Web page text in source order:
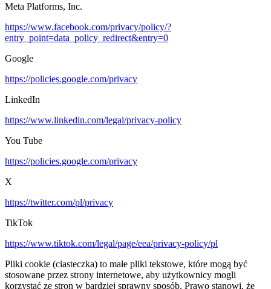
Meta Platforms, Inc.
https://www.facebook.com/privacy/policy/?
entry_point=data_policy_redirect&entry=0
Google
https://policies.google.com/privacy
LinkedIn
https://www.linkedin.com/legal/privacy-policy
You Tube
https://policies.google.com/privacy
X
https://twitter.com/pl/privacy
TikTok
https://www.tiktok.com/legal/page/eea/privacy-policy/pl
Pliki cookie (ciasteczka) to małe pliki tekstowe, które mogą być
stosowane przez strony internetowe, aby użytkownicy mogli
korzystać ze stron w bardziej sprawny sposób. Prawo stanowi, że